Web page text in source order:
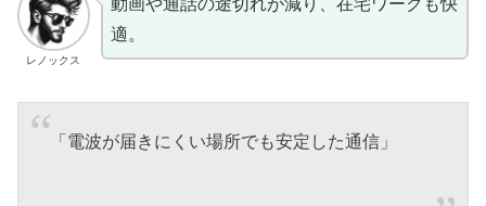
レノックス
適。
「電波が届きにくい場所でも安定した通信」